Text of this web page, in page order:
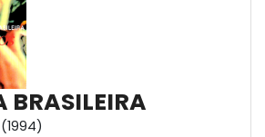
BRASILEIRA